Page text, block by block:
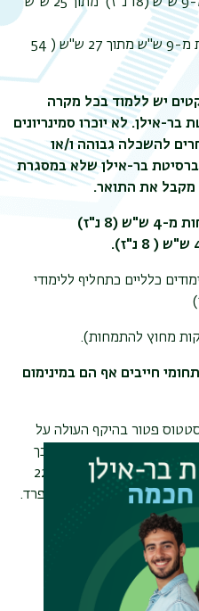
במסלול דו-חוגי מובנה לא פחות מ-9 ש"ש (18 נ"ז) מתוך 25 ש"ש
במסלול דו חוגי לא מובנה לא פחות מ-9 ש"ש מתוך 27 ש"ש ( 54
יש ללמוד בכל מקרה
אילן. לא יוכרו סמינריונים
להשכלה גבוהה ו/או
בר-אילן שלא במסגרת
מקבל את התואר.
(8 נ"ז)
כלליים כתחליף ללימודי
מחוץ להתמחות).
חייבים אף הם במינימום
פטור בהיקף העולה על
השעות בקורסי בחירה כך
שבכל מקרה ילמדו באוניברסיטת בר-אילן לא פחות מ-22
סטודנטים של הפקולטה
ע"י הפקולטה למשפטים.
לו פטור, יפנה אל מדור
הקורס ימחק רק בתנאי